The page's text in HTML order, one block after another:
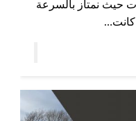
حيث نمتاز بالسرعة
كانت…